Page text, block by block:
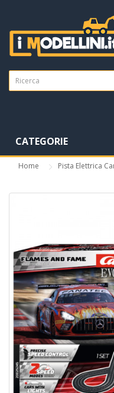
CATEGORIE
Home Pista Elettrica